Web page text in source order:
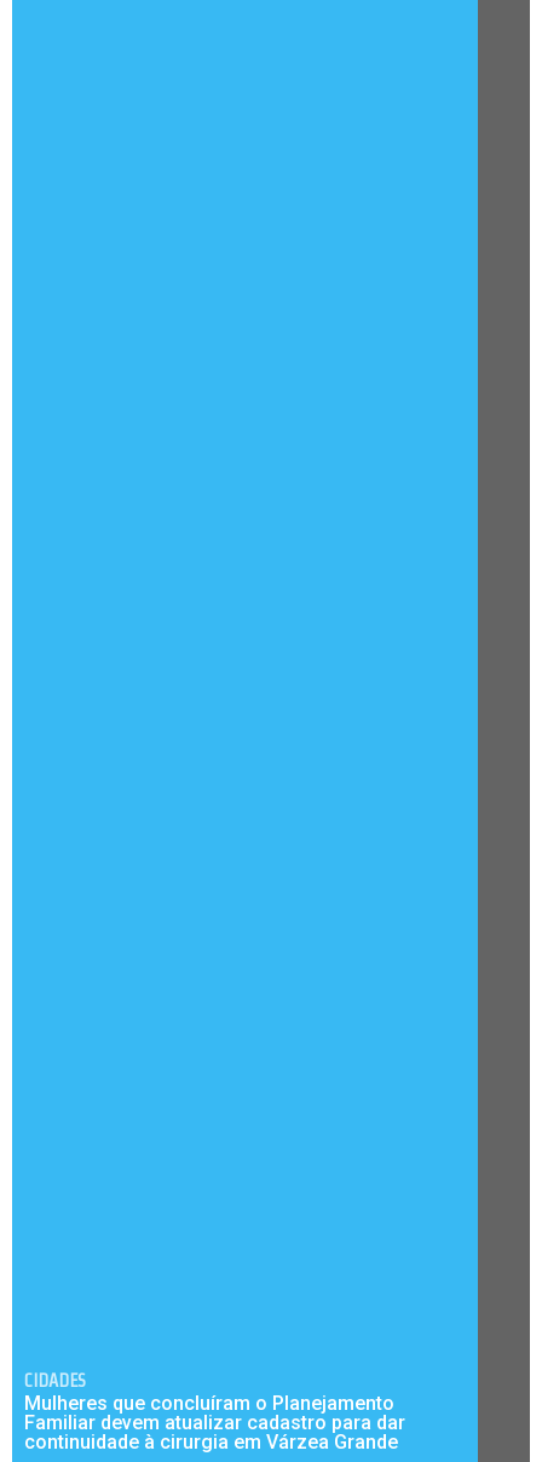
CIDADES
Mulheres que concluíram o Planejamento
Familiar devem atualizar cadastro para dar
continuidade à cirurgia em Várzea Grande